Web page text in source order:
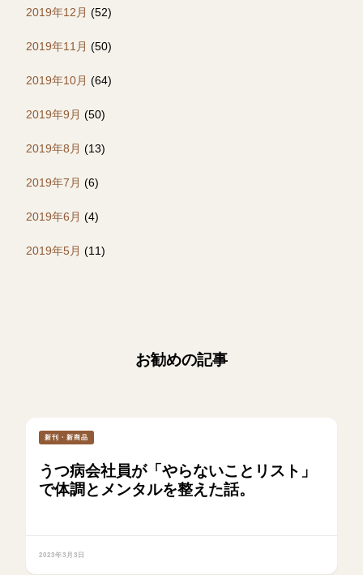
2019年12月 (52)
2019年11月 (50)
2019年10月 (64)
2019年9月 (50)
2019年8月 (13)
2019年7月 (6)
2019年6月 (4)
2019年5月 (11)
お勧めの記事
新刊・新商品
うつ病会社員が「やらないことリスト」
で体調とメンタルを整えた話。
2023年3月3日